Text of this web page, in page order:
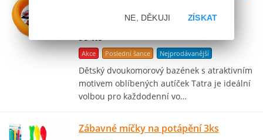
99 Kč
Akce Poslední šance Nejprodávanější
Dětský dvoukomorový bazének s atraktivním
motivem oblíbených autíček Tatra je ideální
volbou pro každodenní vo…
Zábavné míčky na potápění 3ks
ZÍSKAT
NE, DĚKUJI